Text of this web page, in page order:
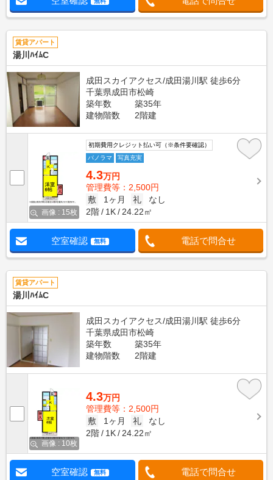
賃貸アパート
湯川ﾊｲﾑC
成田スカイアクセス/成田湯川駅 徒歩6分
千葉県成田市松崎
築年数
築35年
建物階数
2階建
画像 : 15枚
初期費用クレジット払い可（※条件要確認）
パノラマ
写真充実
4.3万円
管理費等：2,500円
敷
1ヶ月 礼
なし
2階
1K 24.22㎡
空室確認 無料 電話で問合せ
賃貸アパート
湯川ﾊｲﾑC
成田スカイアクセス/成田湯川駅 徒歩6分
千葉県成田市松崎
築年数
築35年
建物階数
2階建
画像 : 10枚
4.3万円
管理費等：2,500円
敷
1ヶ月 礼
なし
2階
1K 24.22㎡
空室確認 無料 電話で問合せ